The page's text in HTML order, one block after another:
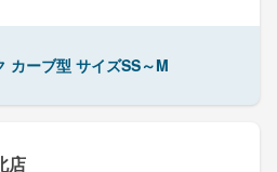
カーブ型 サイズSS～M
店